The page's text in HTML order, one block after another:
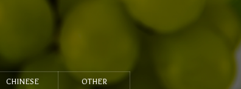
CHINESE OTHER